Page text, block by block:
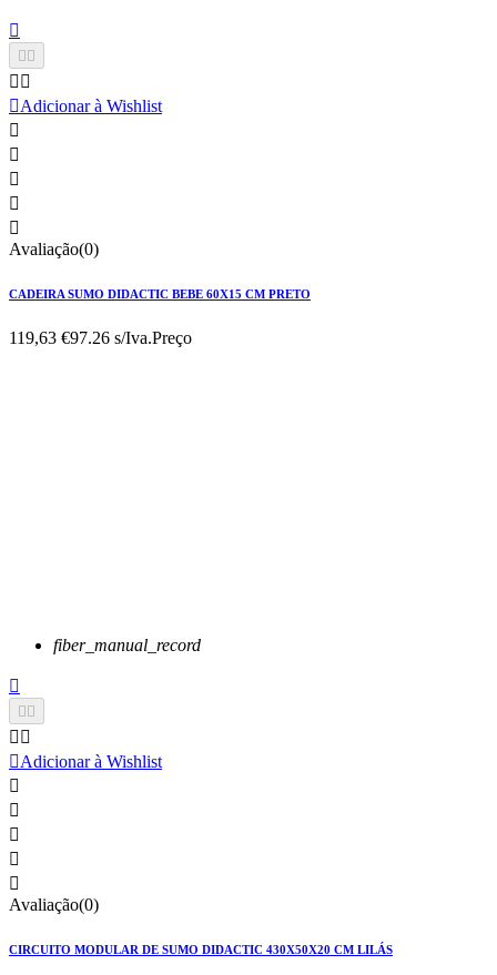

 
 
Adicionar à Wishlist





Avaliação(0)
CADEIRA SUMO DIDACTIC BEBE 60X15 CM PRETO
119,63 €97.26 s/Iva.Preço
fiber_manual_record

 
 
Adicionar à Wishlist





Avaliação(0)
CIRCUITO MODULAR DE SUMO DIDACTIC 430X50X20 CM LILÁS